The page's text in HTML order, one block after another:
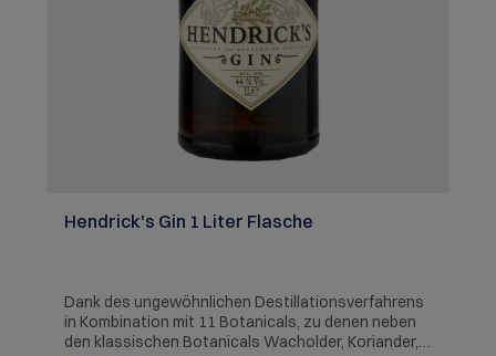
Hendrick's Gin 1 Liter Flasche
Dank des ungewöhnlichen Destillationsverfahrens
in Kombination mit 11 Botanicals, zu denen neben
den klassischen Botanicals Wacholder, Koriander,